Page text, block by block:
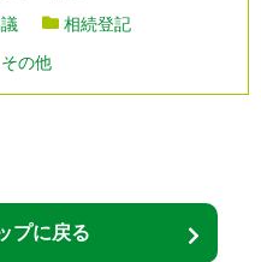
相続登記
その他
プに戻る